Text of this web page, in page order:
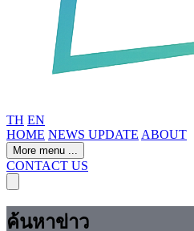
TH EN
HOME NEWS UPDATE ABOUT
More menu ...
CONTACT US
ค้นหาข่าว